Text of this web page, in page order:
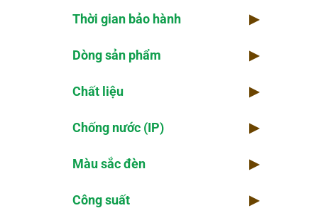
Thời gian bảo hành ▶
Dòng sản phẩm ▶
Chất liệu ▶
Chống nước (IP) ▶
Màu sắc đèn ▶
Công suất ▶